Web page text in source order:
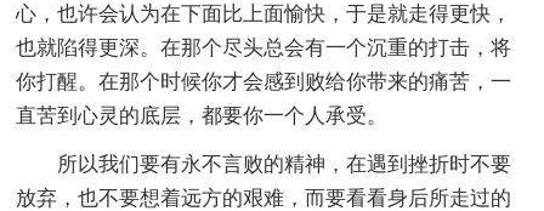
心，也许会认为在下面比上面愉快，于是就走得更快，
也就陷得更深。在那个尽头总会有一个沉重的打击，将
你打醒。在那个时候你才会感到败给你带来的痛苦，一
直苦到心灵的底层，都要你一个人承受。
所以我们要有永不言败的精神，在遇到挫折时不要
放弃，也不要想着远方的艰难，而要看看身后所走过的